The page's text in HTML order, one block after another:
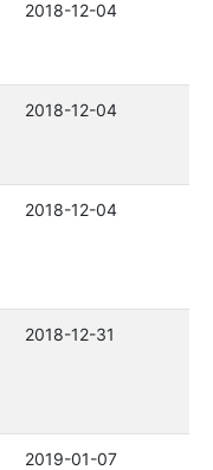
2018-12-04
2018-12-04
2018-12-04
2018-12-31
2019-01-07